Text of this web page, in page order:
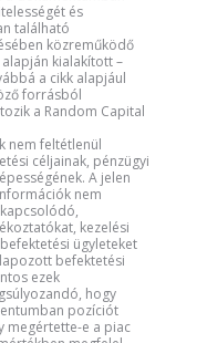
és
található
közreműködő
kialakított –
a cikk alapjául
forrásból
a Random Capital
nem feltétlenül
céljainak, pénzügyi
A jelen
nem
kezelési
ügyleteket
befektetési
ezek
hogy
pozíciót
megértette-e a piac